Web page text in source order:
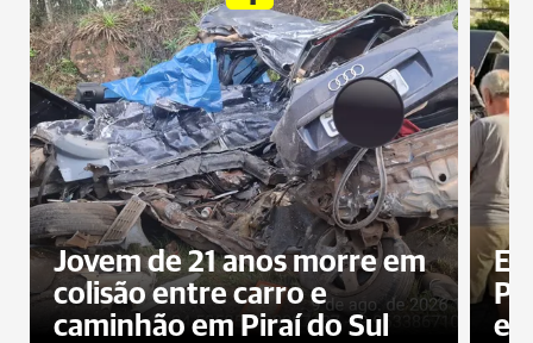
Jovem de 21 anos morre em
colisão entre carro e
caminhão em Piraí do Sul